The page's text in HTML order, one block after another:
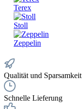
Terex
Stoll
Zeppelin
Qualität und Sparsamkeit
Schnelle Lieferung